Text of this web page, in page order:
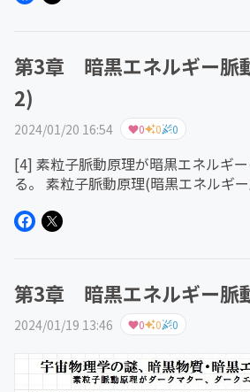
第3章 暗黒エネルギー
2)
2024/01/20 16:54 0 0 0
[4] 素粒子脈動原理が暗黒エネルギ
る。 素粒子脈動原理(暗黒エネルギ
ひも理論は数式としてはほぼ完成し
第3章 暗黒エネルギー脈
2024/01/19 13:46 0 0 0